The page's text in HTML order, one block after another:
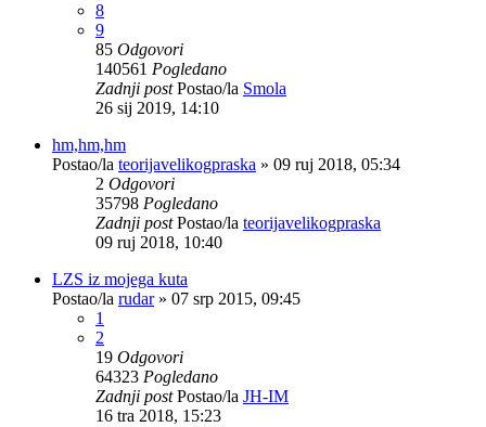
8
9
85 Odgovori
140561 Pogledano
Zadnji postPostao/la Smola
26 sij 2019, 14:10
hm,hm,hm
Postao/la teorijavelikogpraska » 09 ruj 2018, 05:34
2 Odgovori
35798 Pogledano
Zadnji postPostao/la teorijavelikogpraska
09 ruj 2018, 10:40
LZS iz mojega kuta
Postao/la rudar» 07 srp 2015, 09:45
1
2
19 Odgovori
64323 Pogledano
Zadnji postPostao/la JH-IM
16 tra 2018, 15:23